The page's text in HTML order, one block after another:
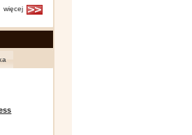
więcej